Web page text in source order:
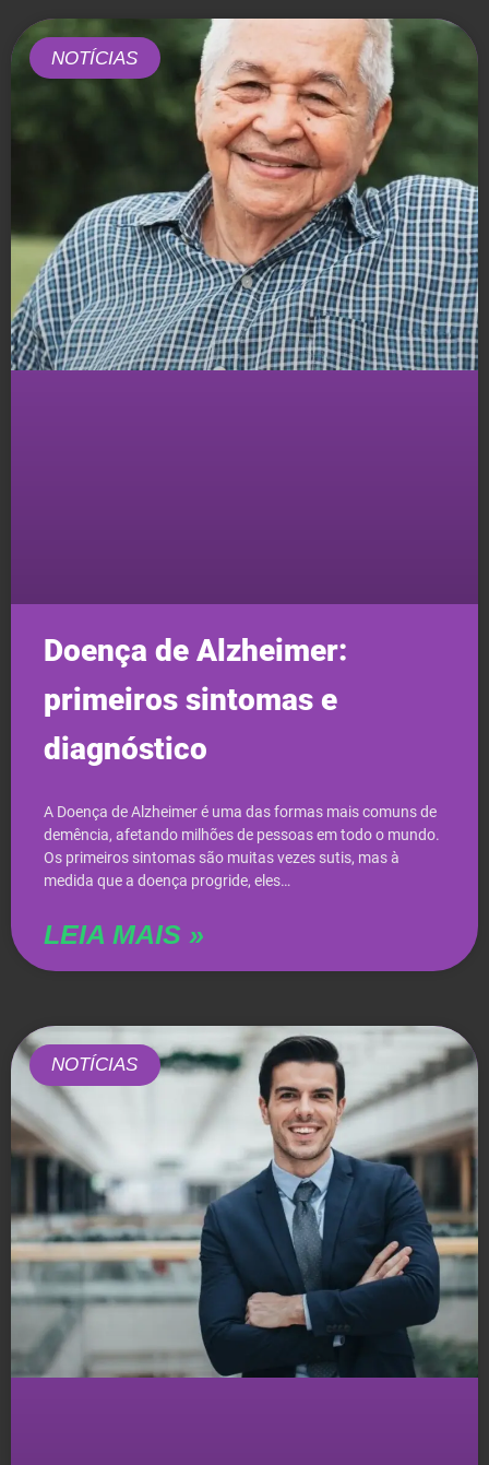
NOTÍCIAS
Doença de Alzheimer:
primeiros sintomas e
diagnóstico
A Doença de Alzheimer é uma das formas mais comuns de
demência, afetando milhões de pessoas em todo o mundo.
Os primeiros sintomas são muitas vezes sutis, mas à
medida que a doença progride, eles…
LEIA MAIS »
NOTÍCIAS